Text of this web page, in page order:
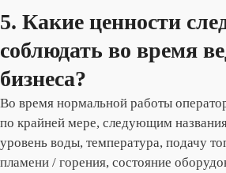
5. Какие ценности
соблюдать во время
бизнеса?
Во время нормальной работы
по крайней мере, следующим
уровень воды, температура, подачу
пламени / горения, состояние